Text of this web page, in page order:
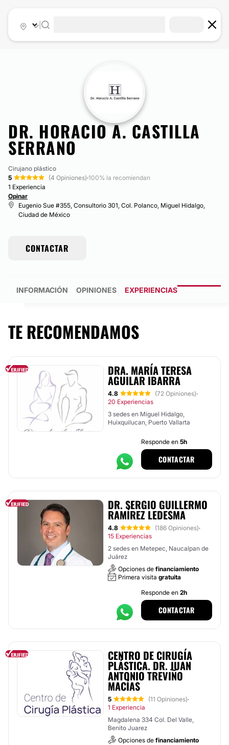
DR. HORACIO A. CASTILLA
SERRANO
Cirujano plástico
5
(4 Opiniones)·100% la recomiendan
1 Experiencia
Opinar
Eugenio Sue #355, Consultorio 301, Col. Polanco, Miguel Hidalgo,
Ciudad de México
CONTACTAR
INFORMACIÓN OPINIONES EXPERIENCIAS
TE RECOMENDAMOS
DRA. MARÍA TERESA
AGUILAR IBARRA
4.8 (72 Opiniones)·
20 Experiencias
3 sedes en Miguel Hidalgo,
Huixquilucan, Puerto Vallarta
Responde en 5h
CONTACTAR
DR. SERGIO GUILLERMO
RAMÍREZ LEDESMA
4.8 (186 Opiniones)·
15 Experiencias
2 sedes en Metepec, Naucalpan de
Juárez
Opciones de financiamiento
Primera visita gratuita
Responde en 2h
CONTACTAR
CENTRO DE CIRUGÍA
PLÁSTICA. DR. JUAN
ANTONIO TREVIÑO
MACÍAS
5 (11 Opiniones)·
1 Experiencia
Magdalena 334 Col. Del Valle,
Benito Juarez
Opciones de financiamiento